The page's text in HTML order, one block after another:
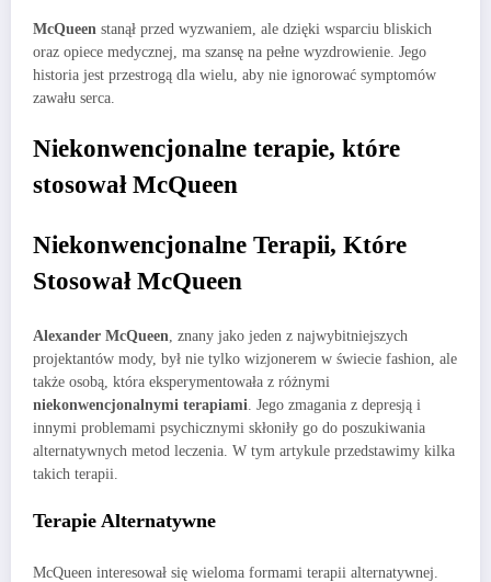
McQueen stanął przed wyzwaniem, ale dzięki wsparciu bliskich
oraz opiece medycznej, ma szansę na pełne wyzdrowienie. Jego
historia jest przestrogą dla wielu, aby nie ignorować symptomów
zawału serca.
Niekonwencjonalne terapie, które
stosował McQueen
Niekonwencjonalne Terapii, Które
Stosował McQueen
Alexander McQueen , znany jako jeden z najwybitniejszych
projektantów mody, był nie tylko wizjonerem w świecie fashion, ale
także osobą, która eksperymentowała z różnymi
niekonwencjonalnymi terapiami . Jego zmagania z depresją i
innymi problemami psychicznymi skłoniły go do poszukiwania
alternatywnych metod leczenia. W tym artykule przedstawimy kilka
takich terapii.
Terapie Alternatywne
McQueen interesował się wieloma formami terapii alternatywnej.